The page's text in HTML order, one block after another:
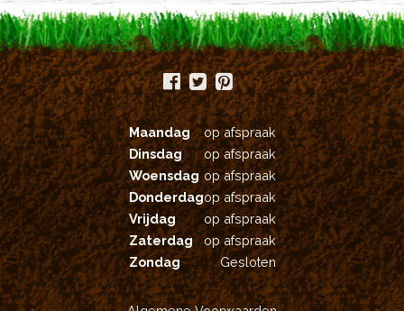
Maandag
op afspraak
Dinsdag
op afspraak
Woensdag op afspraak
Donderdagop afspraak
Vrijdag
op afspraak
Zaterdag
op afspraak
Zondag
Gesloten